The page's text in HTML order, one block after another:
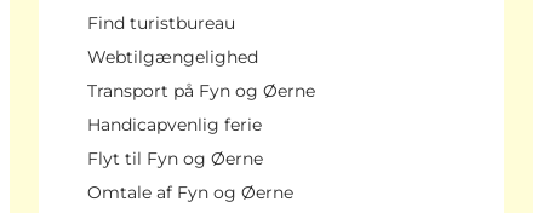
Find turistbureau
Webtilgængelighed
Transport på Fyn og Øerne
Handicapvenlig ferie
Flyt til Fyn og Øerne
Omtale af Fyn og Øerne